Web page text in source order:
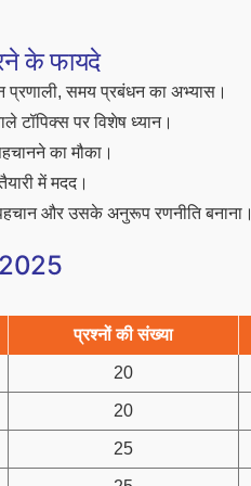
के फायदे
समय प्रबंधन का अभ्यास।
टॉपिक्स पर विशेष ध्यान।
का मौका।
में मदद।
और उसके अनुरूप रणनीति बनाना।
2025
प्रश्नों की संख्या
20
20
25